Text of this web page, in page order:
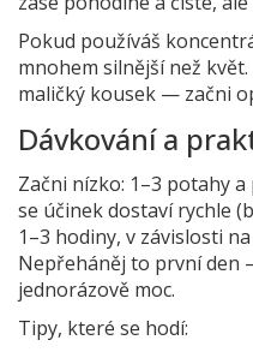
Pokud používáš
mnohem silnější než
maličký kousek — začni
Dávkování a
Začni nízko: 1–3 potahy
se účinek dostaví rychle
1–3 hodiny, v závislosti
Nepřeháněj to první den
jednorázově moc.
Tipy, které se hodí: